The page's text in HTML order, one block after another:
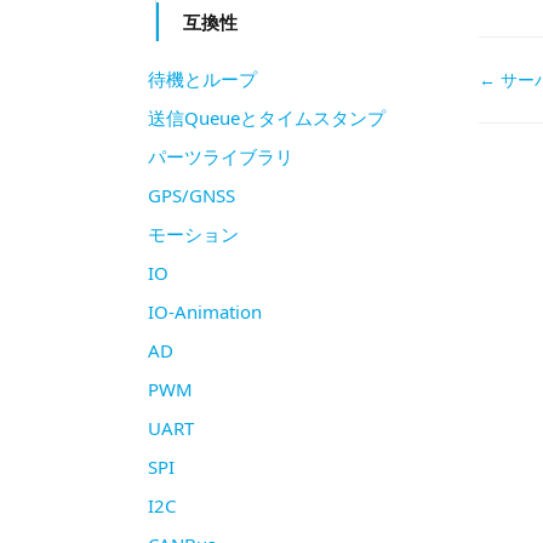
互換性
待機とループ
送信Queueとタイムスタンプ
パーツライブラリ
GPS/GNSS
モーション
IO
IO-Animation
AD
PWM
UART
SPI
I2C
Doc
← サー